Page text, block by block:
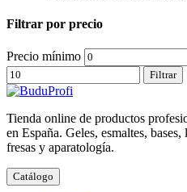
Filtrar por precio
Precio mínimo
Filtrar
Tienda online de productos
en España. Geles, esmaltes,
fresas y aparatología.
Catálogo